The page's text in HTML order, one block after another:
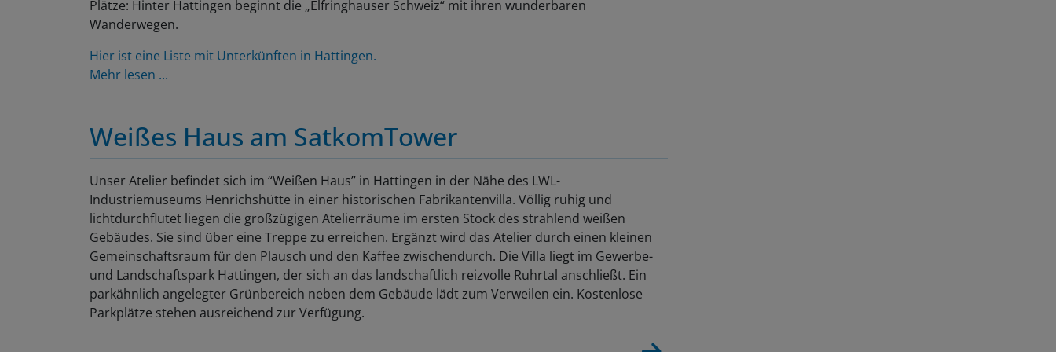
Plätze: Hinter Hattingen beginnt die „Elfringhauser Schweiz“ mit ihren wunderbaren
Wanderwegen.
Hier ist eine Liste mit Unterkünften in Hattingen.
Mehr lesen ...
Weißes Haus am SatkomTower
Unser Atelier befindet sich im “Weißen Haus” in Hattingen in der Nähe des LWL-
Industriemuseums Henrichshütte in einer historischen Fabrikantenvilla. Völlig ruhig und
lichtdurchflutet liegen die großzügigen Atelierräume im ersten Stock des strahlend weißen
Gebäudes. Sie sind über eine Treppe zu erreichen. Ergänzt wird das Atelier durch einen kleinen
Gemeinschaftsraum für den Plausch und den Kaffee zwischendurch. Die Villa liegt im Gewerbe-
und Landschaftspark Hattingen, der sich an das landschaftlich reizvolle Ruhrtal anschließt. Ein
parkähnlich angelegter Grünbereich neben dem Gebäude lädt zum Verweilen ein. Kostenlose
Parkplätze stehen ausreichend zur Verfügung.